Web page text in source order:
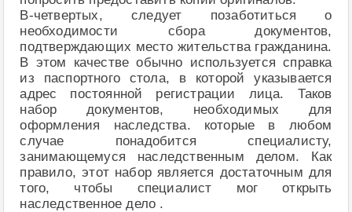
В-четвертых, следует позаботиться о
необходимости сбора документов,
подтверждающих место жительства гражданина.
В этом качестве обычно используется справка
из паспортного стола, в которой указывается
адрес постоянной регистрации лица. Таков
набор документов, необходимых для
оформления наследства. которые в любом
случае понадобится специалисту,
занимающемуся наследственным делом. Как
правило, этот набор является достаточным для
того, чтобы специалист мог открыть
наследственное дело .